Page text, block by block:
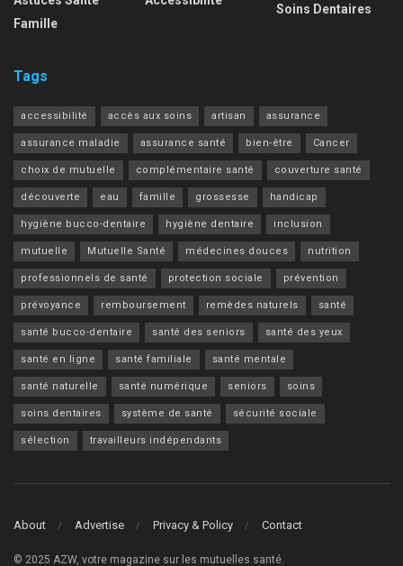
Famille
Soins Dentaires
Tags
accessibilité accès aux soins artisan assurance
assurance maladie assurance santé bien-être Cancer
choix de mutuelle complémentaire santé couverture santé
découverte eau famille grossesse handicap
hygiène bucco-dentaire hygiène dentaire inclusion
mutuelle Mutuelle Santé médecines douces nutrition
professionnels de santé protection sociale prévention
prévoyance remboursement remèdes naturels santé
santé bucco-dentaire santé des seniors santé des yeux
santé en ligne santé familiale santé mentale
santé naturelle santé numérique seniors soins
soins dentaires système de santé sécurité sociale
sélection travailleurs indépendants
About Advertise Privacy & Policy Contact
© 2025 AZW, votre magazine sur les mutuelles santé.